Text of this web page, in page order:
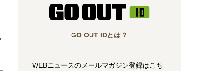
GO OUT IDとは？
WEBニュースのメールマガジン登録はこち